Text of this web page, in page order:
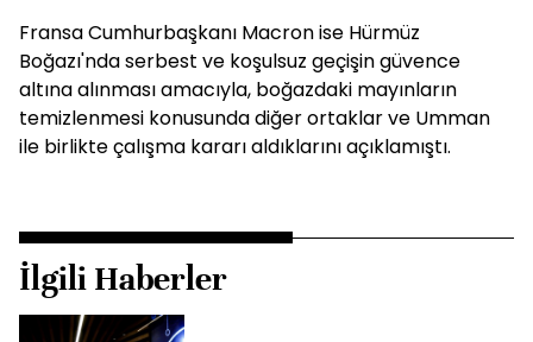
Fransa Cumhurbaşkanı Macron ise Hürmüz
Boğazı'nda serbest ve koşulsuz geçişin güvence
altına alınması amacıyla, boğazdaki mayınların
temizlenmesi konusunda diğer ortaklar ve Umman
ile birlikte çalışma kararı aldıklarını açıklamıştı.
İlgili Haberler